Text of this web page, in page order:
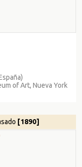
of Art, Nueva York
[1890]